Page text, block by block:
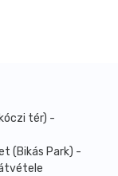
( kakaómassza,
( eritrit,
(
kakaó
tér) -
(Bikás Park) -